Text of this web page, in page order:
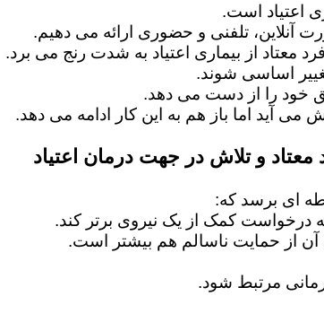
اعتیاد است.
آنلاین، تلفنی و حضوری ارائه می دهیم.
معتاد از بیماری اعتیاد به شدت رنج می برد.
اساسی شوند.
خود را از دست می دهد.
می آید اما باز هم به این کار ادامه می دهد.
و تلاش در جهت درمان اعتیاد
ای برسد که:
به درخواست کمک از یک نیروی برتر کند.
از حمایت ناسالم هم بیشتر است.
مرتبط شود.